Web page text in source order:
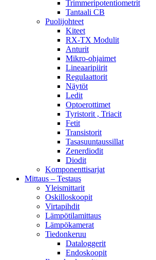
Trimmeripotentiometrit
Tantaali CB
Puolijohteet
Kiteet
RX-TX Modulit
Anturit
Mikro-ohjaimet
Lineaaripiirit
Regulaattorit
Näytöt
Ledit
Optoerottimet
Tyristorit , Triacit
Fetit
Transistorit
Tasasuuntaussillat
Zenerdiodit
Diodit
Komponenttisarjat
Mittaus – Testaus
Yleismittarit
Oskilloskoopit
Virtapihdit
Lämpötilamittaus
Lämpökamerat
Tiedonkeruu
Dataloggerit
Endoskoopit